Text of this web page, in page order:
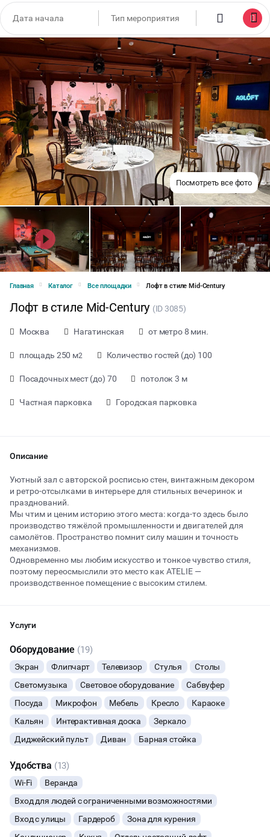
Посмотреть все фото
Главная Каталог Все площадки Лофт в стиле Mid-Century
Лофт в стиле Mid-Century (ID 3085)
Москва Нагатинская от метро 8 мин.
площадь 250 м2 Количество гостей (до) 100
Посадочных мест (до) 70 потолок 3 м
Частная парковка Городская парковка
Описание
Уютный зал с авторской росписью стен, винтажным декором
и ретро-отсылками в интерьере для стильных вечеринок и
празднований.
Мы чтим и ценим историю этого места: когда-то здесь было
производство тяжёлой промышленности и двигателей для
самолётов. Пространство помнит силу машин и точность
механизмов.
Одновременно мы любим искусство и тонкое чувство стиля,
поэтому переосмыслили это место как ATELIE —
производственное помещение с высоким стилем.
Услуги
Оборудование (19)
Экран Флипчарт Телевизор Стулья
Столы
Светомузыка
Световое оборудование
Сабвуфер
Посуда
Микрофон Мебель Кресло
Караоке
Кальян
Интерактивная доска
Зеркало
Диджейский пульт
Диван Барная стойка
Удобства (13)
Wi-Fi
Веранда
Вход для людей с ограниченными возможностями
Вход с улицы
Гардероб
Зона для курения
от 12000 ₽ за час
Тип мероприятия
ВЕЧЕРИНКИ
ДЕВИЧНИК
ДЕТСКИЕ ПРАЗДНИКИ
СВАДЬБЫ
КОРПОРАТИВЫ
ДЕЛОВЫЕ МЕРОПРИЯТИЯ
КВАРТИРНИКИ
ФОТОСЕССИИ
Начало
ОСТАВИТЬ ЗАЯВКУ
Вы можете отменить заявку в любой момент, это бесплатно
или поменять параметры с нашим менеджером после того, как
🔥 6 человек интересовались этой площадкой сегодня